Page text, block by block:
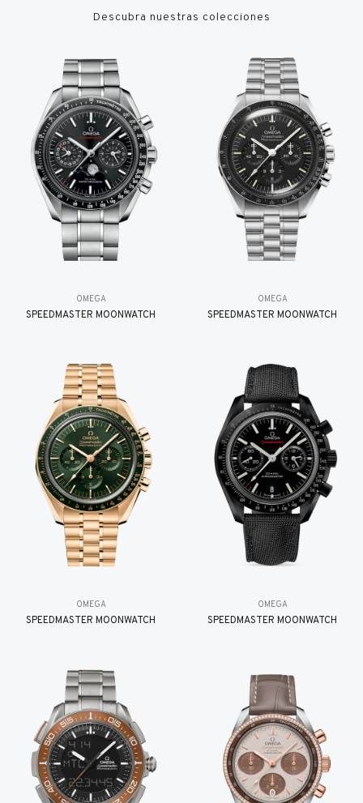
Descubra nuestras colecciones
OMEGA
SPEEDMASTER MOONWATCH
OMEGA
SPEEDMASTER MOONWATCH
OMEGA
SPEEDMASTER MOONWATCH
OMEGA
SPEEDMASTER MOONWATCH